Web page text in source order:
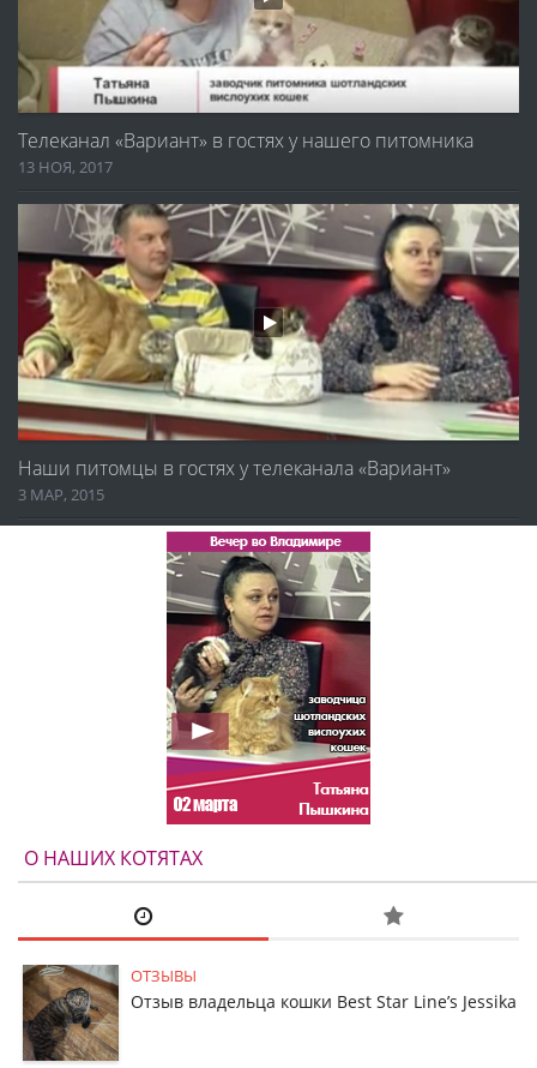
Телеканал «Вариант» в гостях у нашего питомника
13 НОЯ, 2017
Наши питомцы в гостях у телеканала «Вариант»
3 МАР, 2015
О НАШИХ КОТЯТАХ
ОТЗЫВЫ
Отзыв владельца кошки Best Star Line’s Jessika